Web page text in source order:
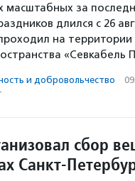
масштабных за
длился с 26
на территории
«Севкабель
и доброволь­чест­во ·
сбор
Санкт-